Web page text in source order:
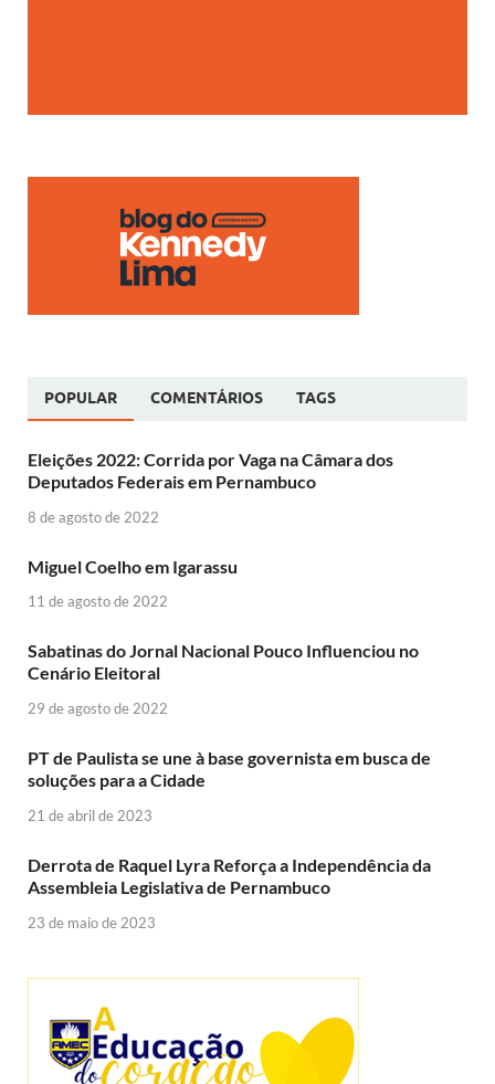
POPULAR COMENTÁRIOS TAGS
Eleições 2022: Corrida por Vaga na Câmara dos
Deputados Federais em Pernambuco
8 de agosto de 2022
Miguel Coelho em Igarassu
11 de agosto de 2022
Sabatinas do Jornal Nacional Pouco Influenciou no
Cenário Eleitoral
29 de agosto de 2022
PT de Paulista se une à base governista em busca de
soluções para a Cidade
21 de abril de 2023
Derrota de Raquel Lyra Reforça a Independência da
Assembleia Legislativa de Pernambuco
23 de maio de 2023